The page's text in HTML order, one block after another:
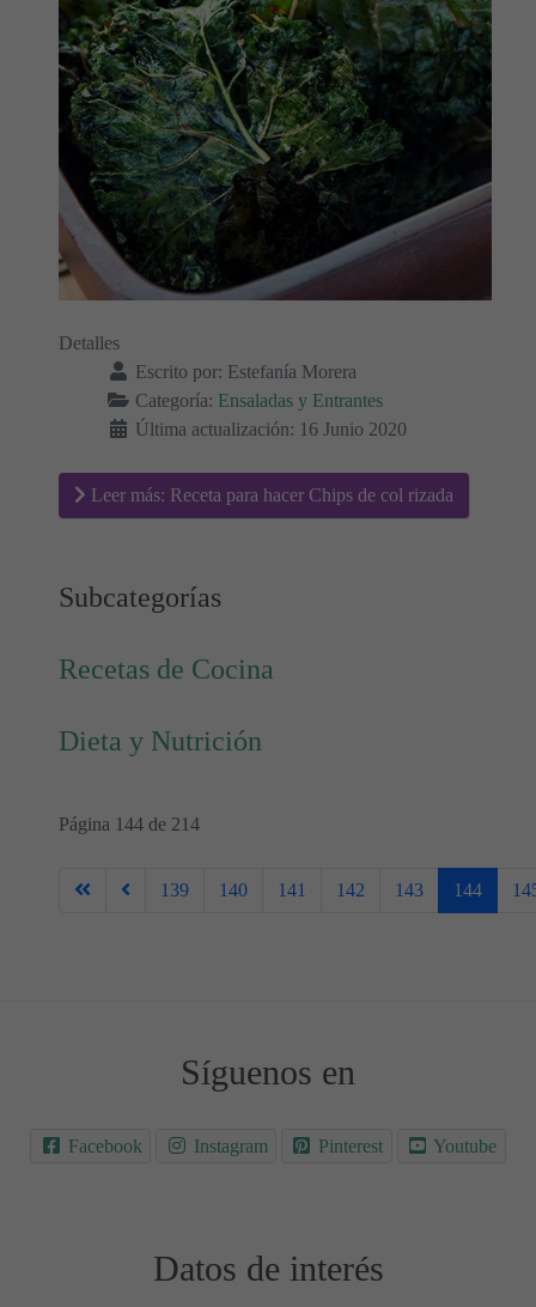
Detalles
Escrito por: Estefanía Morera
Categoría: Ensaladas y Entrantes
Última actualización: 16 Junio 2020
Leer más: Receta para hacer Chips de col rizada
Subcategorías
Recetas de Cocina
Dieta y Nutrición
Página 144 de 214
139 140 141 142 143 144
Síguenos en
Facebook Instagram Pinterest Youtube
Datos de interés